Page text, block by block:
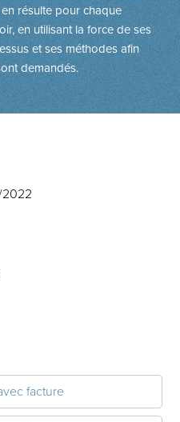
résulte pour chaque
en utilisant la force de ses
et ses méthodes afin
demandés.
facture